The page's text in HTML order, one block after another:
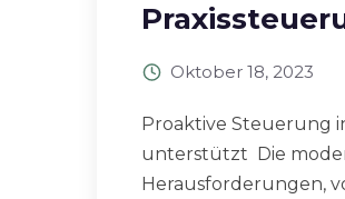
Oktober 18, 2023
Proaktive Steuerung
unterstützt Die
Herausforderungen,